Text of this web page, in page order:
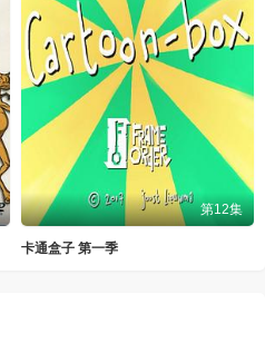
第12集
卡通盒子 第一季